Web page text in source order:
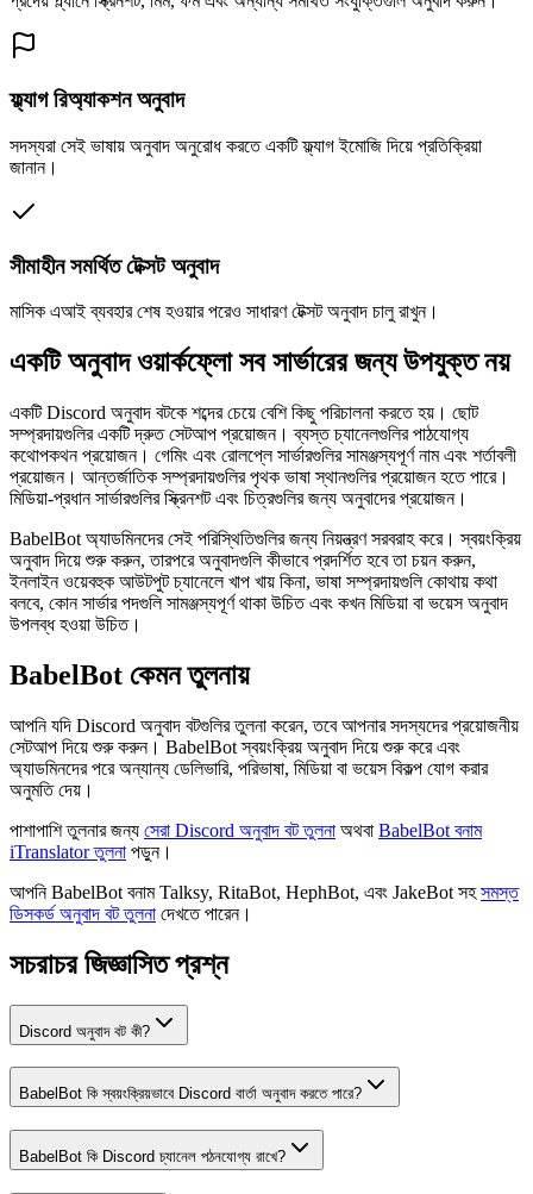
ফ্ল্যাগ রিঅ্যাকশন অনুবাদ
সদস্যরা সেই ভাষায় অনুবাদ অনুরোধ করতে একটি ফ্ল্যাগ ইমোজি দিয়ে প্রতিক্রিয়া
জানান।
সীমাহীন সমর্থিত টেক্সট অনুবাদ
মাসিক এআই ব্যবহার শেষ হওয়ার পরেও সাধারণ টেক্সট অনুবাদ চালু রাখুন।
একটি অনুবাদ ওয়ার্কফ্লো সব সার্ভারের জন্য উপযুক্ত নয়
একটি Discord অনুবাদ বটকে শব্দের চেয়ে বেশি কিছু পরিচালনা করতে হয়। ছোট
সম্প্রদায়গুলির একটি দ্রুত সেটআপ প্রয়োজন। ব্যস্ত চ্যানেলগুলির পাঠযোগ্য
কথোপকথন প্রয়োজন। গেমিং এবং রোলপ্লে সার্ভারগুলির সামঞ্জস্যপূর্ণ নাম এবং শর্তাবলী
প্রয়োজন। আন্তর্জাতিক সম্প্রদায়গুলির পৃথক ভাষা স্থানগুলির প্রয়োজন হতে পারে।
মিডিয়া-প্রধান সার্ভারগুলির স্ক্রিনশট এবং চিত্রগুলির জন্য অনুবাদের প্রয়োজন।
BabelBot অ্যাডমিনদের সেই পরিস্থিতিগুলির জন্য নিয়ন্ত্রণ সরবরাহ করে। স্বয়ংক্রিয়
অনুবাদ দিয়ে শুরু করুন, তারপরে অনুবাদগুলি কীভাবে প্রদর্শিত হবে তা চয়ন করুন,
ইনলাইন ওয়েবহুক আউটপুট চ্যানেলে খাপ খায় কিনা, ভাষা সম্প্রদায়গুলি কোথায় কথা
বলবে, কোন সার্ভার পদগুলি সামঞ্জস্যপূর্ণ থাকা উচিত এবং কখন মিডিয়া বা ভয়েস অনুবাদ
উপলব্ধ হওয়া উচিত।
BabelBot কেমন তুলনায়
আপনি যদি Discord অনুবাদ বটগুলির তুলনা করেন, তবে আপনার সদস্যদের প্রয়োজনীয়
সেটআপ দিয়ে শুরু করুন। BabelBot স্বয়ংক্রিয় অনুবাদ দিয়ে শুরু করে এবং
অ্যাডমিনদের পরে অন্যান্য ডেলিভারি, পরিভাষা, মিডিয়া বা ভয়েস বিকল্প যোগ করার
অনুমতি দেয়।
পাশাপাশি তুলনার জন্য সেরা Discord অনুবাদ বট তুলনা অথবা BabelBot বনাম
iTranslator তুলনা পড়ুন।
আপনি BabelBot বনাম Talksy, RitaBot, HephBot, এবং JakeBot সহসমস্ত
ডিসকর্ড অনুবাদ বট তুলনা দেখতে পারেন।
সচরাচর জিজ্ঞাসিত প্রশ্ন
Discord অনুবাদ বট কী?
BabelBot কি স্বয়ংক্রিয়ভাবে Discord বার্তা অনুবাদ করতে পারে?
BabelBot কি Discord চ্যানেল পঠনযোগ্য রাখে?